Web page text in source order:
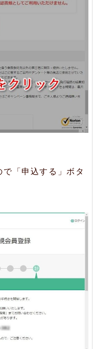
「申込する」ボタ